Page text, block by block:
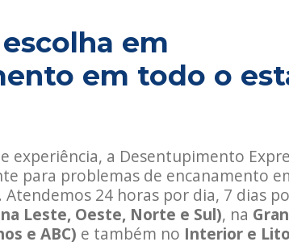
em
em todo o
experiência, a Desentupimento
para problemas de encanamento
. Atendemos 24 horas por dia, 7 dias
Leste, Oeste, Norte e Sul), na
e ABC) e também no Interior e